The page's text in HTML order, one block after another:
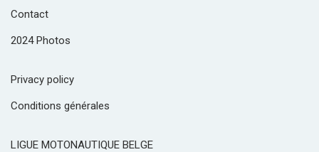
Contact
2024 Photos
Privacy policy
Conditions générales
LIGUE MOTONAUTIQUE BELGE